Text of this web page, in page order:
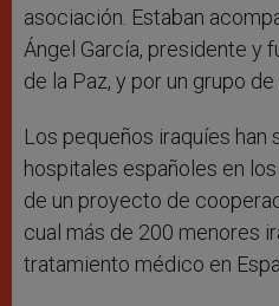
asociación. Estaban
Ángel García, presidente y
de la Paz, y por un grupo
Los pequeños iraquíes han
hospitales españoles en
de un proyecto de
cual más de 200 menores
tratamiento médico en